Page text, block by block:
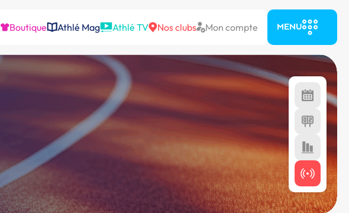
Boutique Athlé Mag Athlé TV Nos clubs Mon compte MENU